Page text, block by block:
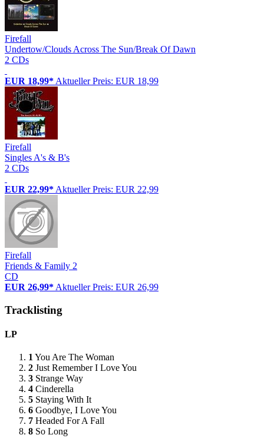
Firefall
Undertow/Clouds Across The Sun/Break Of Dawn
2 CDs
EUR 18,99* Aktueller Preis: EUR 18,99
Firefall
Singles A's & B's
2 CDs
EUR 22,99* Aktueller Preis: EUR 22,99
Firefall
Friends & Family 2
CD
EUR 26,99* Aktueller Preis: EUR 26,99
Tracklisting
LP
1 You Are The Woman
2 Just Remember I Love You
3 Strange Way
4 Cinderella
5 Staying With It
6 Goodbye, I Love You
7 Headed For A Fall
8 So Long